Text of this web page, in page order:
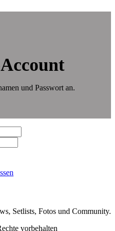
und Passwort an.
Setlists, Fotos und Community.
vorbehalten